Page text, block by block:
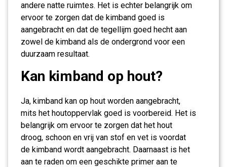
andere natte ruimtes. Het is echter belangrijk om
ervoor te zorgen dat de kimband goed is
aangebracht en dat de tegellijm goed hecht aan
zowel de kimband als de ondergrond voor een
duurzaam resultaat.
Kan kimband op hout?
Ja, kimband kan op hout worden aangebracht,
mits het houtoppervlak goed is voorbereid. Het is
belangrijk om ervoor te zorgen dat het hout
droog, schoon en vrij van stof en vet is voordat
de kimband wordt aangebracht. Daarnaast is het
aan te raden om een geschikte primer aan te